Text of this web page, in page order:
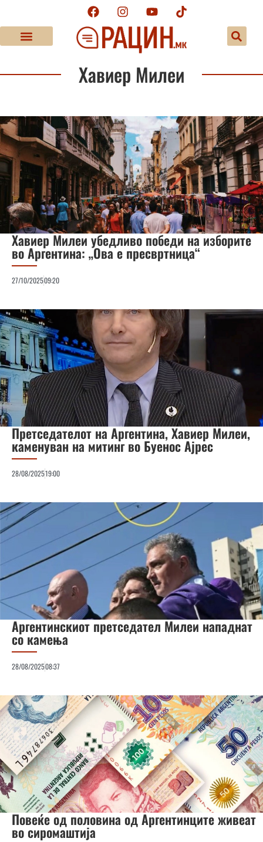
Хавиер Милеи
Хавиер Милеи убедливо победи на изборите
во Аргентина: „Ова е пресвртница“
27/10/202509:20
Претседателот на Аргентина, Хавиер Милеи,
каменуван на митинг во Буенос Ајрес
28/08/202519:00
Аргентинскиот претседател Милеи нападнат
со камења
28/08/202508:37
Повеќе од половина од Аргентинците живеат
во сиромаштија